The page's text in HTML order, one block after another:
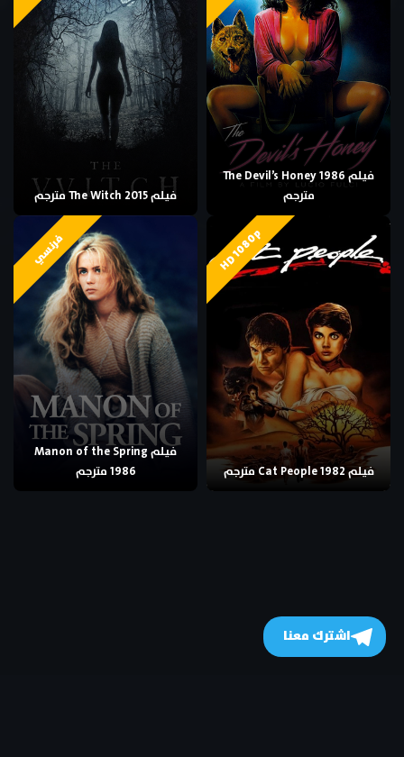
فيلم The Devil’s Honey 1986
مترجم
فيلم The Witch 2015 مترجم
HD 1080p
فيلم Cat People 1982 مترجم
فرنسي
فيلم Manon of the Spring
1986 مترجم
اشترك معنا